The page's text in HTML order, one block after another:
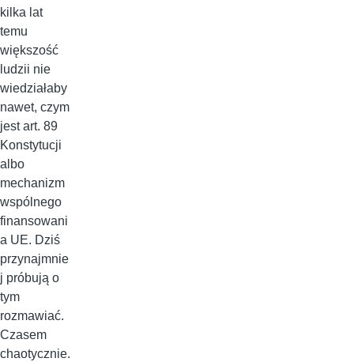
kilka lat
temu
większość
ludzii nie
wiedziałaby
nawet, czym
jest art. 89
Konstytucji
albo
mechanizm
wspólnego
finansowani
a UE. Dziś
przynajmnie
j próbują o
tym
rozmawiać.
Czasem
chaotycznie.